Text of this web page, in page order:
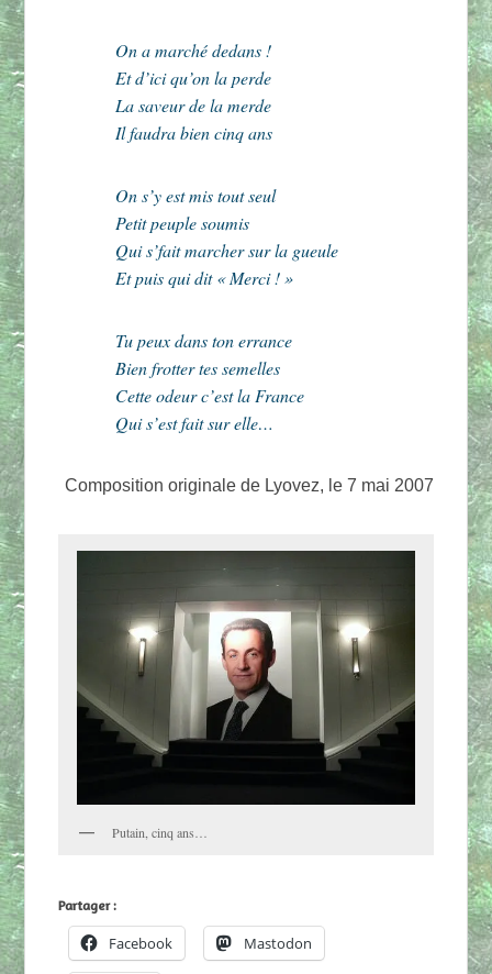
On a marché dedans !
Et d’ici qu’on la perde
La saveur de la merde
Il faudra bien cinq ans
On s’y est mis tout seul
Petit peuple soumis
Qui s’fait marcher sur la gueule
Et puis qui dit « Merci ! »
Tu peux dans ton errance
Bien frotter tes semelles
Cette odeur c’est la France
Qui s’est fait sur elle…
Composition originale de Lyovez, le 7 mai 2007
Putain, cinq ans…
Partager :
Facebook Mastodon